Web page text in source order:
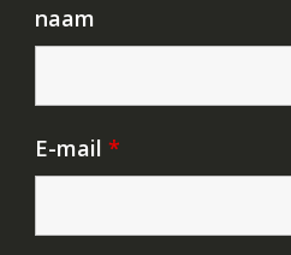
naam
E-mail *